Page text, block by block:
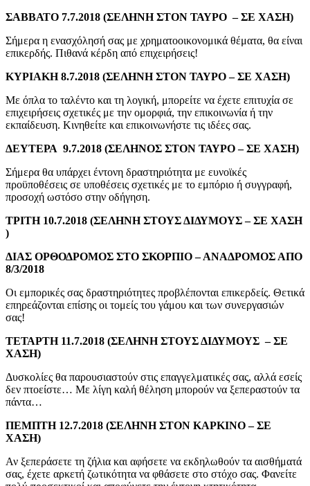
ΣΑΒΒΑΤΟ 7.7.2018 (ΣΕΛΗΝΗ ΣΤΟΝ ΤΑΥΡΟ – ΣΕ ΧΑΣΗ)
Σήμερα η ενασχόλησή σας με χρηματοοικονομικά θέματα, θα είναι
επικερδής. Πιθανά κέρδη από επιχειρήσεις!
ΚΥΡΙΑΚΗ 8.7.2018 (ΣΕΛΗΝΗ ΣΤΟΝ ΤΑΥΡΟ – ΣΕ ΧΑΣΗ)
Με όπλα το ταλέντο και τη λογική, μπορείτε να έχετε επιτυχία σε
επιχειρήσεις σχετικές με την ομορφιά, την επικοινωνία ή την
εκπαίδευση. Κινηθείτε και επικοινωνήστε τις ιδέες σας.
ΔΕΥΤΕΡΑ 9.7.2018 (ΣΕΛΗΝΟΣ ΣΤΟΝ ΤΑΥΡΟ – ΣΕ ΧΑΣΗ)
Σήμερα θα υπάρχει έντονη δραστηριότητα με ευνοϊκές
προϋποθέσεις σε υποθέσεις σχετικές με το εμπόριο ή συγγραφή,
προσοχή ωστόσο στην οδήγηση.
ΤΡΙΤΗ 10.7.2018 (ΣΕΛΗΝΗ ΣΤΟΥΣ ΔΙΔΥΜΟΥΣ – ΣΕ ΧΑΣΗ
)
ΔΙΑΣ ΟΡΘΟΔΡΟΜΟΣ ΣΤΟ ΣΚΟΡΠΙΟ – ΑΝΑΔΡΟΜΟΣ ΑΠΟ
8/3/2018
Οι εμπορικές σας δραστηριότητες προβλέπονται επικερδείς. Θετικά
επηρεάζονται επίσης οι τομείς του γάμου και των συνεργασιών
σας!
ΤΕΤΑΡΤΗ 11.7.2018 (ΣΕΛΗΝΗ ΣΤΟΥΣ ΔΙΔΥΜΟΥΣ – ΣΕ
ΧΑΣΗ)
Δυσκολίες θα παρουσιαστούν στις επαγγελματικές σας, αλλά εσείς
δεν πτοείστε… Με λίγη καλή θέληση μπορούν να ξεπεραστούν τα
πάντα…
ΠΕΜΠΤΗ 12.7.2018 (ΣΕΛΗΝΗ ΣΤΟΝ ΚΑΡΚΙΝΟ – ΣΕ
ΧΑΣΗ)
Αν ξεπεράσετε τη ζήλια και αφήσετε να εκδηλωθούν τα αισθήματά
σας, έχετε αρκετή ζωτικότητα να φθάσετε στο στόχο σας. Φανείτε